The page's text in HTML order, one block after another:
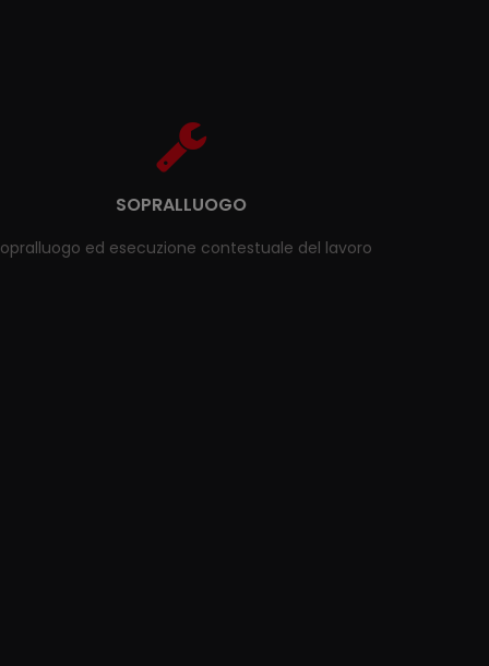
SOPRALLUOGO
ed esecuzione contestuale del lavoro